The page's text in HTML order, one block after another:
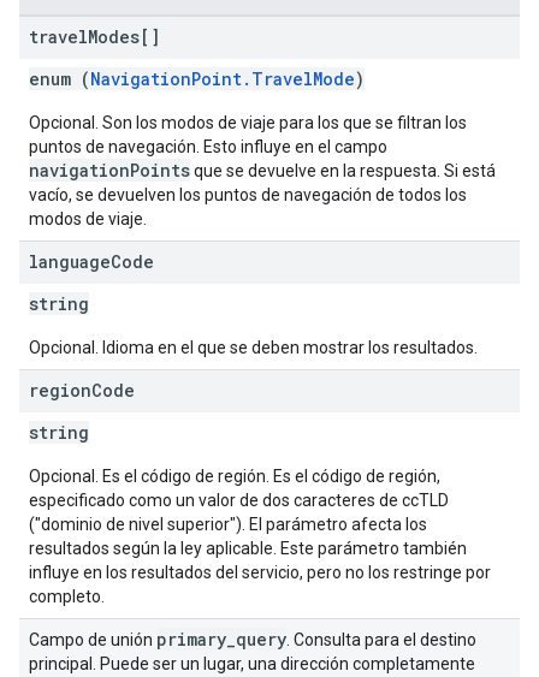
travelModes[]
enum (NavigationPoint.TravelMode)
Opcional. Son los modos de viaje para los que se filtran los
puntos de navegación. Esto influye en el campo
navigationPointsque se devuelve en la respuesta. Si está
vacío, se devuelven los puntos de navegación de todos los
modos de viaje.
languageCode
string
Opcional. Idioma en el que se deben mostrar los resultados.
regionCode
string
Opcional. Es el código de región. Es el código de región,
especificado como un valor de dos caracteres de ccTLD
("dominio de nivel superior"). El parámetro afecta los
resultados según la ley aplicable. Este parámetro también
influye en los resultados del servicio, pero no los restringe por
completo.
Campo de unión primary_query . Consulta para el destino
principal. Puede ser un lugar, una dirección completamente